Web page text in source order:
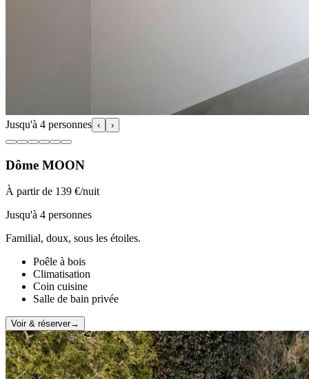
Jusqu'à 4 personnes ‹ ›
Dôme MOON
À partir de 139 €/nuit
Jusqu'à 4 personnes
Familial, doux, sous les étoiles.
Poêle à bois
Climatisation
Coin cuisine
Salle de bain privée
Voir & réserver→